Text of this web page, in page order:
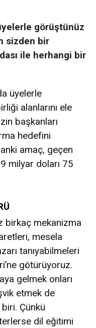
görüştünüz
sizden bir
ile herhangi bir
üyelerle
alanlarını ele
başkanları
hedefini
amaç, geçen
milyar doları 75
birkaç mekanizma
mesela
tanıyabilmeleri
götürüyoruz.
gelmek onları
etmek de
Çünkü
dil eğitimi